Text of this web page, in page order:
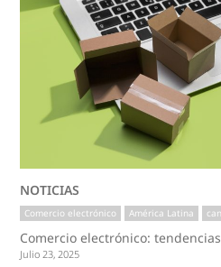
NOTICIAS
Comercio electrónico América Latina
Comercio electrónico:
Julio 23, 2025